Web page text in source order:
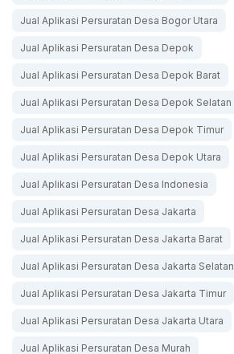
Jual Aplikasi Persuratan Desa Bogor Utara
Jual Aplikasi Persuratan Desa Depok
Jual Aplikasi Persuratan Desa Depok Barat
Jual Aplikasi Persuratan Desa Depok Selatan
Jual Aplikasi Persuratan Desa Depok Timur
Jual Aplikasi Persuratan Desa Depok Utara
Jual Aplikasi Persuratan Desa Indonesia
Jual Aplikasi Persuratan Desa Jakarta
Jual Aplikasi Persuratan Desa Jakarta Barat
Jual Aplikasi Persuratan Desa Jakarta Selatan
Jual Aplikasi Persuratan Desa Jakarta Timur
Jual Aplikasi Persuratan Desa Jakarta Utara
Jual Aplikasi Persuratan Desa Murah